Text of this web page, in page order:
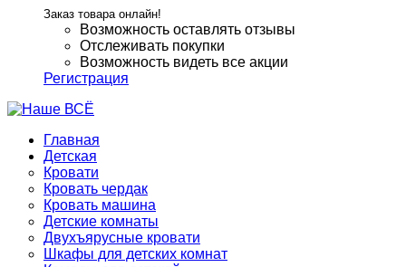
Заказ товара онлайн!
Возможность оставлять отзывы
Отслеживать покупки
Возможность видеть все акции
Регистрация
Главная
Детская
Кровати
Кровать чердак
Кровать машина
Детские комнаты
Двухъярусные кровати
Шкафы для детских комнат